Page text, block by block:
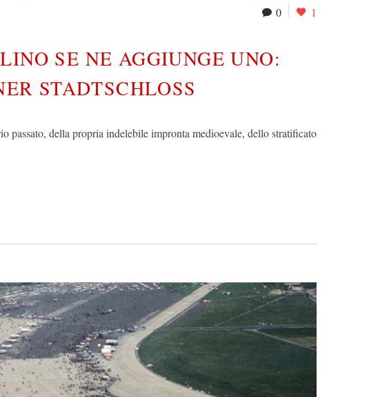
0 1
SE NE AGGIUNGE UNO:
STADTSCHLOSS
passato, della propria indelebile impronta medioevale, dello stratificato